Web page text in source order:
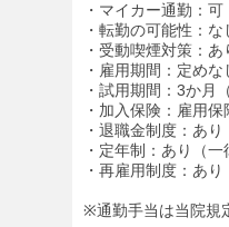
・マイカー通勤：可
・転勤の可能性：な
・受動喫煙対策：あ
・雇用期間：定めな
・試用期間：3か月
・加入保険：雇用
・退職金制度：あり
・定年制：あり（一
・再雇用制度：あり
※通勤手当は当院規